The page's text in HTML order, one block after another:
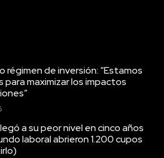
régimen de inversión: “Estamos
para maximizar los impactos
a su peor nivel en cinco años
laboral abrieron 1.200 cupos